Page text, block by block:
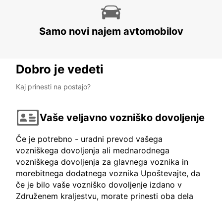
Samo novi najem avtomobilov
Dobro je vedeti
Kaj prinesti na postajo?
Vaše veljavno vozniško dovoljenje
Če je potrebno - uradni prevod vašega
vozniškega dovoljenja ali mednarodnega
vozniškega dovoljenja za glavnega voznika in
morebitnega dodatnega voznika Upoštevajte, da
če je bilo vaše vozniško dovoljenje izdano v
Združenem kraljestvu, morate prinesti oba dela